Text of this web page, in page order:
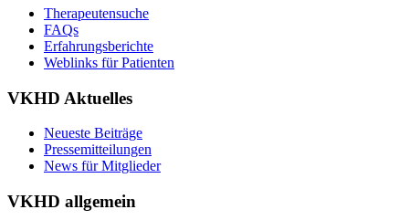
Therapeutensuche
FAQs
Erfahrungsberichte
Weblinks für Patienten
VKHD Aktuelles
Neueste Beiträge
Pressemitteilungen
News für Mitglieder
VKHD allgemein